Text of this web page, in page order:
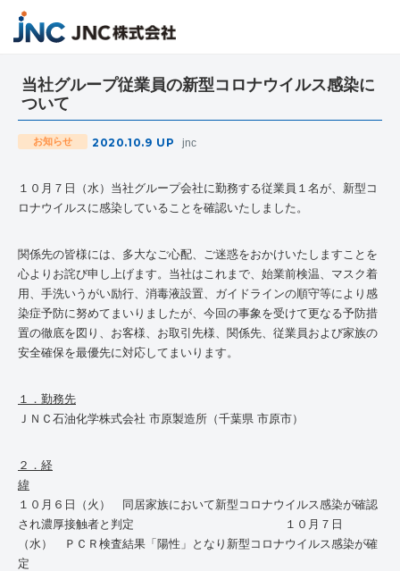
当社グループ従業員の新型コロナウイルス感染に
ついて
お知らせ 2020.10.9 UP jnc
１０月７日（水）当社グループ会社に勤務する従業員１名が、新型コ
ロナウイルスに感染していることを確認いたしました。
関係先の皆様には、多大なご心配、ご迷惑をおかけいたしますことを
心よりお詫び申し上げます。当社はこれまで、始業前検温、マスク着
用、手洗いうがい励行、消毒液設置、ガイドラインの順守等により感
染症予防に努めてまいりましたが、今回の事象を受けて更なる予防措
置の徹底を図り、お客様、お取引先様、関係先、従業員および家族の
安全確保を最優先に対応してまいります。
１．勤務先
ＪＮＣ石油化学株式会社 市原製造所（千葉県 市原市）
２．経
緯
１０月６日（火） 同居家族において新型コロナウイルス感染が確認
され濃厚接触者と判定 １０月７日
（水） ＰＣＲ検査結果「陽性」となり新型コロナウイルス感染が確